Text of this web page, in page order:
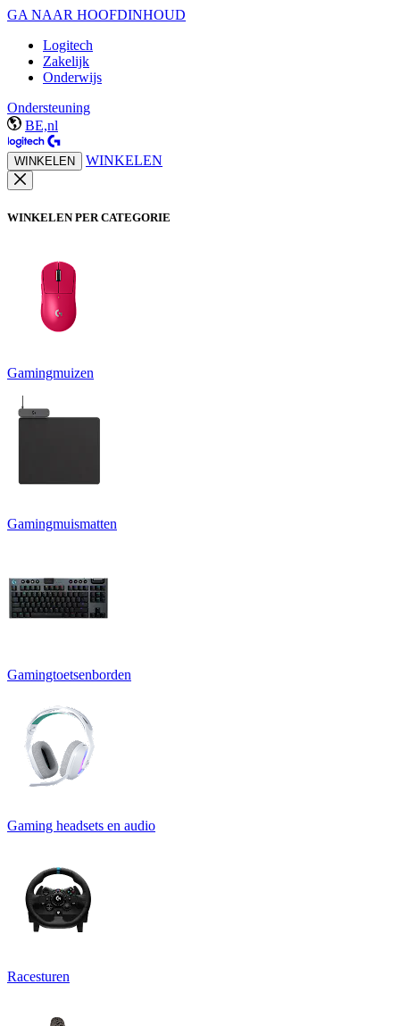
GA NAAR HOOFDINHOUD
Logitech
Zakelijk
Onderwijs
Ondersteuning
BE,nl
WINKELEN WINKELEN
WINKELEN PER CATEGORIE
Gamingmuizen
Gamingmuismatten
Gamingtoetsenborden
Gaming headsets en audio
Racesturen